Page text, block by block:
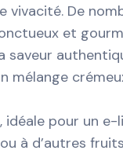
vivacité. De
et
saveur
mélange
idéale pour un e-
à d’autres